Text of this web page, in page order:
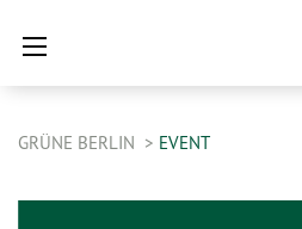
GRÜNE BERLIN EVENT